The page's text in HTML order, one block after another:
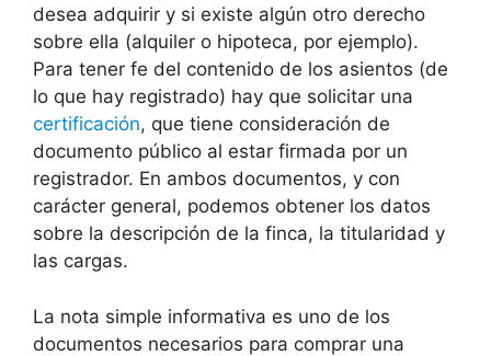
desea adquirir y si existe algún otro derecho
sobre ella (alquiler o hipoteca, por ejemplo).
Para tener fe del contenido de los asientos (de
lo que hay registrado) hay que solicitar una
certificación, que tiene consideración de
documento público al estar firmada por un
registrador. En ambos documentos, y con
carácter general, podemos obtener los datos
sobre la descripción de la finca, la titularidad y
las cargas.
La nota simple informativa es uno de los
documentos necesarios para comprar una